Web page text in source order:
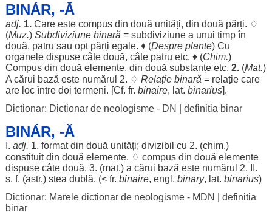
BINÁR, -Ă
adj. 1.Care este compusdin două unități, din două părți. ♢
(Muz.) Subdiviziune binară = subdiviziunea unui timpîn
două, patru sau opt părți egale. ♦ (Despre plante) Cu
organele dispuse câte două, câte patru etc. ♦ (Chim.)
Compusdin două elemente, din două substanțeetc. 2.(Mat.)
A cărui bază este numărul 2. ♢ Relație binară = relațiecare
are loc între doi termeni. [Cf. fr. binaire, lat. binarius].
Dictionar: Dictionar de neologisme - DN
definitia binar
BINÁR, -Ă
I. adj. 1. formatdin două unități; divizibil cu 2. (chim.)
constituitdin două elemente. ♢ compusdin două elemente
dispuse câte două. 3. (mat.) a cărui bază este numărul 2. II.
s. f. (astr.) stea dublă. (< fr. binaire, engl. binary, lat. binarius)
Dictionar: Marele dictionar de neologisme - MDN
definitia
binar